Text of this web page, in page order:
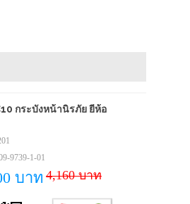
กระบังหน้านิรภัย ยี่ห้อ
9739-1-01
บาท 4,160 บาท